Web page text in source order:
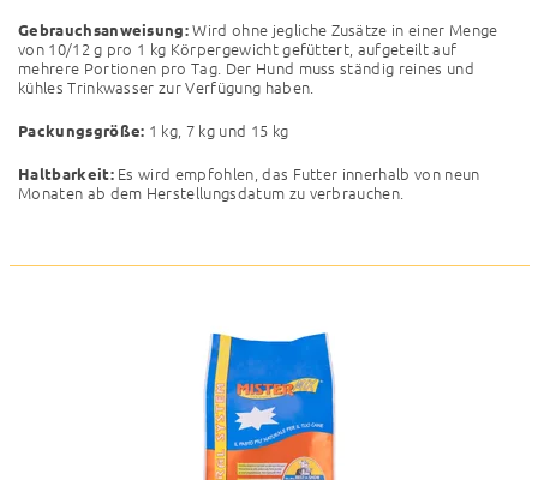
Gebrauchsanweisung: Wird ohne jegliche Zusätze in einer Menge
von 10/12 g pro 1 kg Körpergewicht gefüttert, aufgeteilt auf
mehrere Portionen pro Tag. Der Hund muss ständig reines und
kühles Trinkwasser zur Verfügung haben.
Packungsgröße: 1 kg, 7 kg und 15 kg
Haltbarkeit:Es wird empfohlen, das Futter innerhalb von neun
Monaten ab dem Herstellungsdatum zu verbrauchen.